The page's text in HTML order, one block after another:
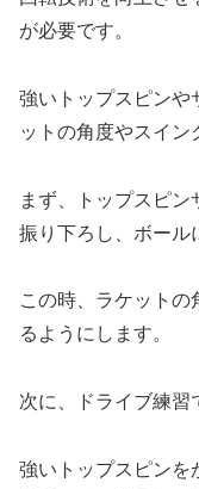
が必要です。
強いトップスピンや
ットの角度やスイン
まず、トップスピン
振り下ろし、ボール
この時、ラケットの
るようにします。
次に、ドライブ練習
強いトップスピンを